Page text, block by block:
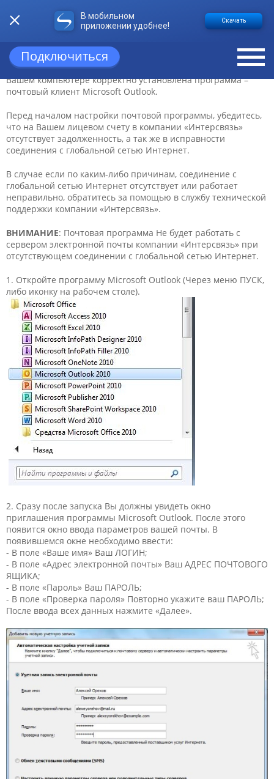
В мобильном
приложении удобнее!
Скачать
Подключиться
НАСТРОЙКА ЭЛЕКТРОННОЙ ПОЧТЫ В
ВНИМАНИЕ: Данная инструкция предполагает, что на
Вашем компьютере корректно установлена программа –
почтовый клиент Microsoft Outlook.
Перед началом настройки почтовой программы, убедитесь,
что на Вашем лицевом счету в компании «Интерсвязь»
отсутствует задолженность, а так же в исправности
соединения с глобальной сетью Интернет.
В случае если по каким-либо причинам, соединение с
глобальной сетью Интернет отсутствует или работает
неправильно, обратитесь за помощью в службу технической
поддержки компании «Интерсвязь».
ВНИМАНИЕ: Почтовая программа Не будет работать с
сервером электронной почты компании «Интерсвязь» при
отсутствующем соединении с глобальной сетью Интернет.
1. Откройте программу Microsoft Outlook (Через меню ПУСК,
либо иконку на рабочем столе).
2. Сразу после запуска Вы должны увидеть окно
приглашения программы Microsoft Outlook. После этого
появится окно ввода параметров вашей почты. В
появившемся окне необходимо ввести:
- В поле «Ваше имя» Ваш ЛОГИН;
- В поле «Адрес электронной почты» Ваш АДРЕС ПОЧТОВОГО
ЯЩИКА;
- В поле «Пароль» Ваш ПАРОЛЬ;
- В поле «Проверка пароля» Повторно укажите ваш ПАРОЛЬ;
После ввода всех данных нажмите «Далее».